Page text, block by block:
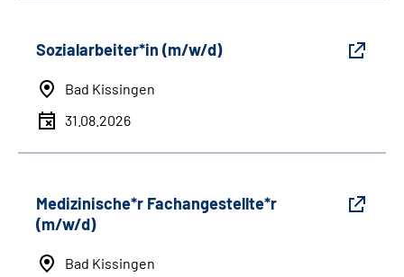
Sozialarbeiter*in (m/w/d)
Bad Kissingen
31.08.2026
Medizinische*r Fachangestellte*r
(m/w/d)
Bad Kissingen